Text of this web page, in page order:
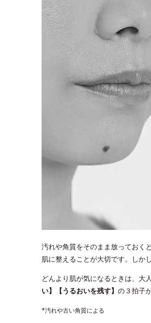
汚れや角質をそのまま放っておく
肌に整えることが大切です。しか
どんより肌が気になるときは、大
い】【うるおいを残す】 の３拍子
*汚れや古い角質による